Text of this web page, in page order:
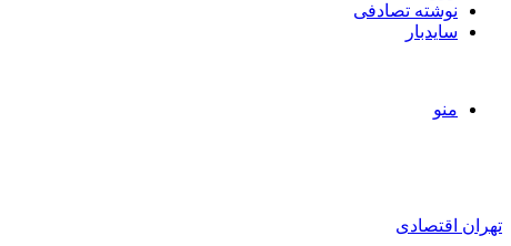
نوشته تصادفی
سایدبار
منو
تهران اقتصادی